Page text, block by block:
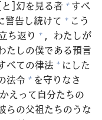
]幻を 見る者 + すべ
警告し続けて + こう
ち返り + ，わたしが
たしの僕である預言
べての律法 + にした
法令 + を守りなさ
えって自分たちの
らの父祖たちのうな